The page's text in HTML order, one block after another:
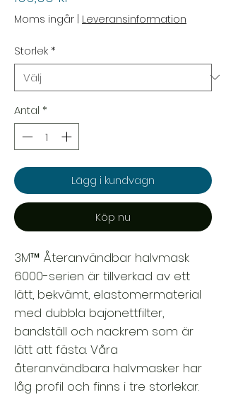
Moms ingår | Leveransinformation
Storlek*
Antal *
Lägg i kundvagn
Köp nu
3M™ Återanvändbar halvmask
6000-serien är tillverkad av ett
lätt, bekvämt, elastomermaterial
med dubbla bajonettfilter,
bandställ och nackrem som är
lätt att fästa. Våra
återanvändbara halvmasker har
låg profil och finns i tre storlekar.